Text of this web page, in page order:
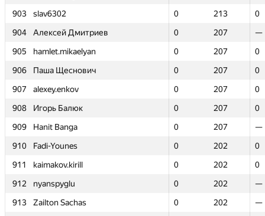
903
slav6302 0 213
0
904
Алексей Дмитриев 0 207
—
905
hamlet.mikaelyan 0 207
0
906
Паша Щеснович 0 207
0
907
alexey.enkov 0 207
0
908
Игорь Балюк 0 207
0
909
Hanit Banga 0 207
—
910
Fadi-Younes 0 202
0
911
kaimakov.kirill 0 202
0
912
nyanspyglu 0 202
—
913
Zailton Sachas 0 202
—
903
slav6302 0 213
0
904
Алексей Дмитриев 0 207
—
905
hamlet.mikaelyan 0 207
0
906
Паша Щеснович 0 207
0
907
alexey.enkov 0 207
0
908
Игорь Балюк 0 207
0
909
Hanit Banga 0 207
—
910
Fadi-Younes 0 202
0
911
kaimakov.kirill 0 202
0
912
nyanspyglu 0 202
—
913
Zailton Sachas 0 202
—